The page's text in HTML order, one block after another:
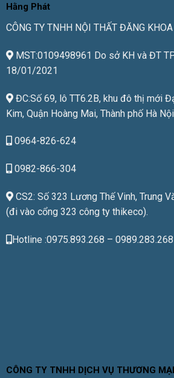
Hằng Phát
CÔNG TY TNHH NỘI THẤT ĐĂNG KHOA
MST:0109498961 Do sở KH và ĐT
18/01/2021
ĐC:Số 69, lô TT6.2B, khu đô thị mới
Kim, Quận Hoàng Mai, Thành phố Hà Nội
0964-826-624
0982-866-304
CS2: Số 323 Lương Thế Vinh, Trung
(đi vào cổng 323 công ty thikeco).
Hotline :0975.893.268 – 0989.283.268
CÔNG TY TNHH DỊCH VỤ THƯƠNG